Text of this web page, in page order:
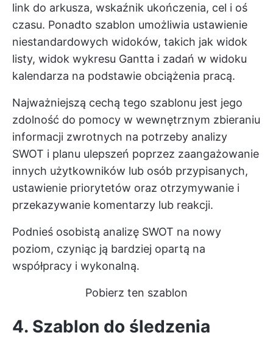
link do arkusza, wskaźnik ukończenia, cel i oś
czasu. Ponadto szablon umożliwia ustawienie
niestandardowych widoków, takich jak widok
listy, widok wykresu Gantta i zadań w widoku
kalendarza na podstawie obciążenia pracą.
Najważniejszą cechą tego szablonu jest jego
zdolność do pomocy w wewnętrznym zbieraniu
informacji zwrotnych na potrzeby analizy
SWOT i planu ulepszeń poprzez zaangażowanie
innych użytkowników lub osób przypisanych,
ustawienie priorytetów oraz otrzymywanie i
przekazywanie komentarzy lub reakcji.
Podnieś osobistą analizę SWOT na nowy
poziom, czyniąc ją bardziej opartą na
współpracy i wykonalną.
Pobierz ten szablon
4. Szablon do śledzenia